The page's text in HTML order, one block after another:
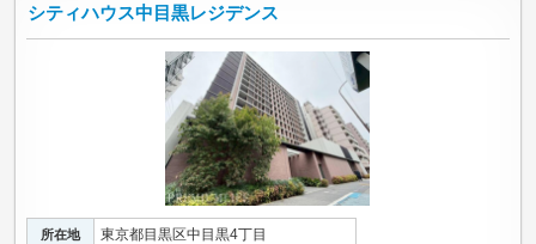
シティハウス中目黒レジデンス
所在地 東京都目黒区中目黒4丁目